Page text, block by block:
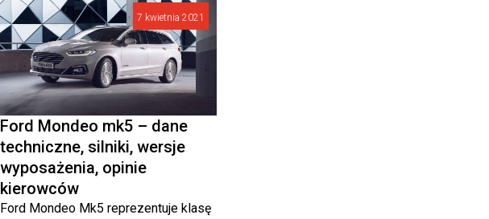
7 kwietnia 2021
Ford Mondeo mk5 – dane
techniczne, silniki, wersje
wyposażenia, opinie
kierowców
Ford Mondeo Mk5 reprezentuje klasę